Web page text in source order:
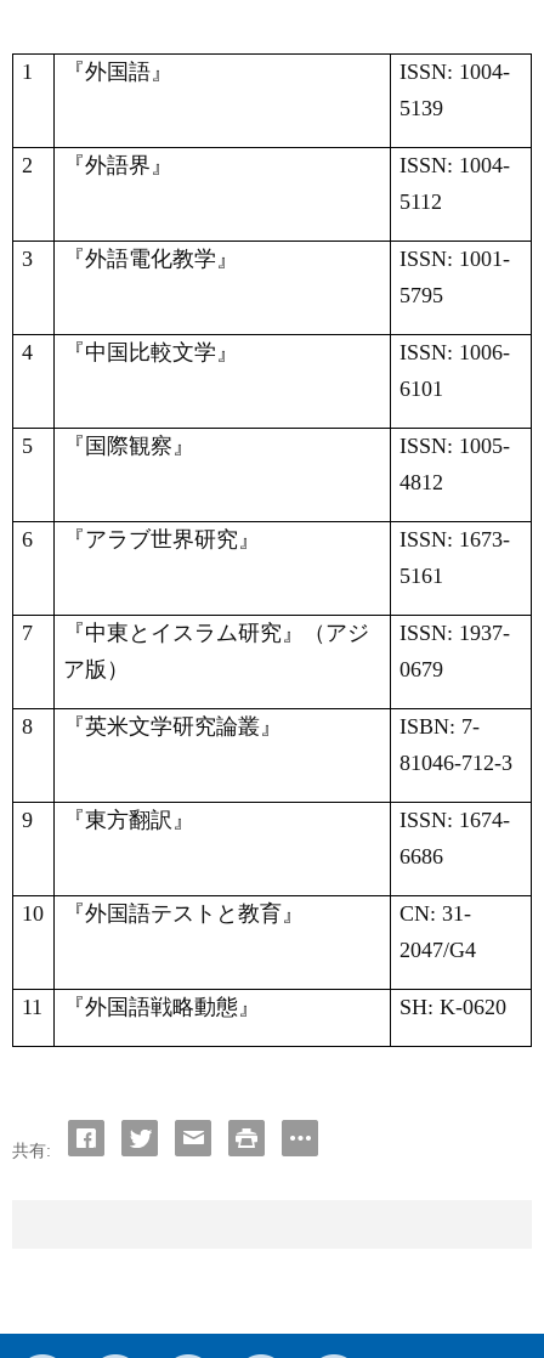
1 『外国語』
ISSN: 1004-
5139
2 『外語界』
ISSN: 1004-
5112
3 『外語電化教学』
ISSN: 1001-
5795
4 『中国比較文学』
ISSN: 1006-
6101
5 『国際観察』
ISSN: 1005-
4812
6 『アラブ世界研究』
ISSN: 1673-
5161
7
『中東とイスラム研究』（アジ
ア版）
ISSN: 1937-
0679
8 『英米文学研究論叢』
ISBN: 7-
81046-712-3
9 『東方翻訳』
ISSN: 1674-
6686
10 『外国語テストと教育』
CN: 31-
2047/G4
11 『外国語戦略動態』 SH: K-0620
共有: